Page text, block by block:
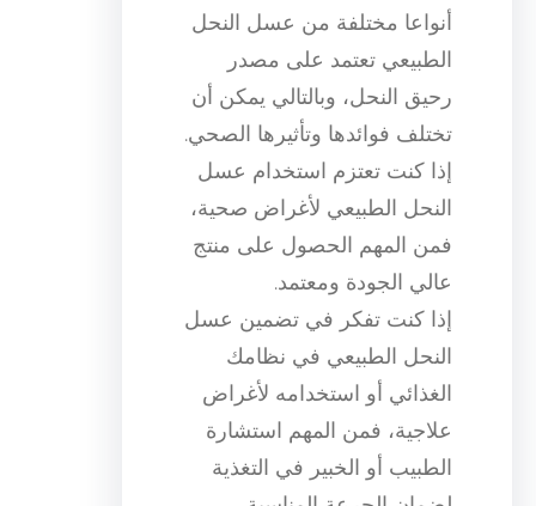
أنواعا مختلفة من عسل النحل
الطبيعي تعتمد على مصدر
رحيق النحل، وبالتالي يمكن أن
تختلف فوائدها وتأثيرها الصحي.
إذا كنت تعتزم استخدام عسل
النحل الطبيعي لأغراض صحية،
فمن المهم الحصول على منتج
عالي الجودة ومعتمد.
إذا كنت تفكر في تضمين عسل
النحل الطبيعي في نظامك
الغذائي أو استخدامه لأغراض
علاجية، فمن المهم استشارة
الطبيب أو الخبير في التغذية